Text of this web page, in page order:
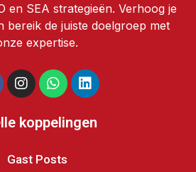
en SEA strategieën. Verhoog je
bereik de juiste doelgroep met
expertise.
koppelingen
Gast Posts